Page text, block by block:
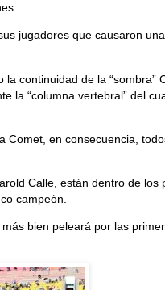
jugadores que causaron
continuidad de la
“columna vertebral” del
en consecuencia,
Calle, están dentro de
campeón.
bien peleará por las